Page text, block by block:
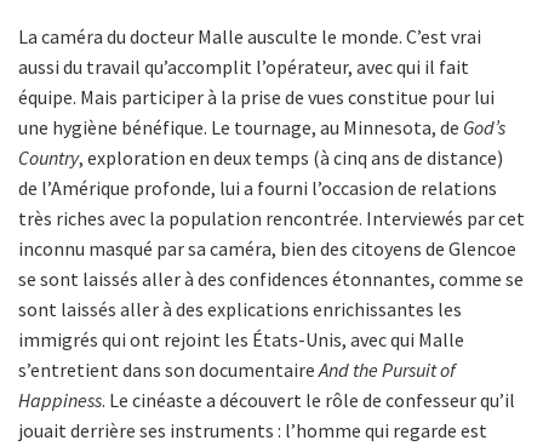
La caméra du docteur Malle ausculte le monde. C’est vrai
aussi du travail qu’accomplit l’opérateur, avec qui il fait
équipe. Mais participer à la prise de vues constitue pour lui
une hygiène bénéfique. Le tournage, au Minnesota, de God’s
Country, exploration en deux temps (à cinq ans de distance)
de l’Amérique profonde, lui a fourni l’occasion de relations
très riches avec la population rencontrée. Interviewés par cet
inconnu masqué par sa caméra, bien des citoyens de Glencoe
se sont laissés aller à des confidences étonnantes, comme se
sont laissés aller à des explications enrichissantes les
immigrés qui ont rejoint les États-Unis, avec qui Malle
s’entretient dans son documentaire And the Pursuit of
Happiness. Le cinéaste a découvert le rôle de confesseur qu’il
jouait derrière ses instruments : l’homme qui regarde est